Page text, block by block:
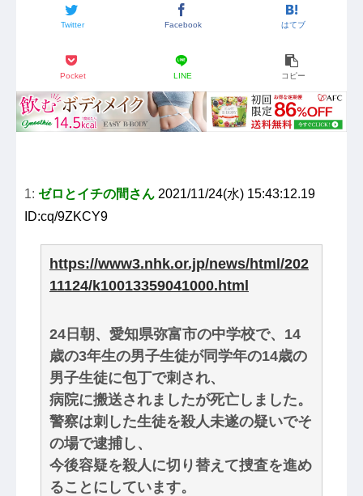
Twitter Facebook はてブ
Pocket LINE コピー
1: ゼロとイチの間さん 2021/11/24(水) 15:43:12.19
ID:cq/9ZKCY9
https://www3.nhk.or.jp/news/html/202
11124/k10013359041000.html
24日朝、愛知県弥富市の中学校で、14
歳の3年生の男子生徒が同学年の14歳の
男子生徒に包丁で刺され、
病院に搬送されましたが死亡しました。
警察は刺した生徒を殺人未遂の疑いでそ
の場で逮捕し、
今後容疑を殺人に切り替えて捜査を進め
ることにしています。